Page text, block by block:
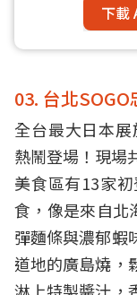
下載
03. 台北
全台最大日本
熱鬧登場！現場
美食區有13家
食，像是來自北
彈麵條與濃郁蝦
道地的廣島燒，